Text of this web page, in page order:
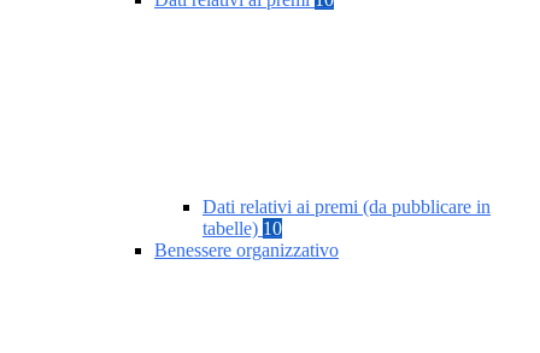
Dati relativi ai premi (da pubblicare in
tabelle) 10
Benessere organizzativo